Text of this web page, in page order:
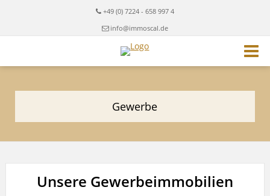
+49 (0) 7224 - 658 997 4
info@immoscal.de
Gewerbe
Unsere Gewerbeimmobilien